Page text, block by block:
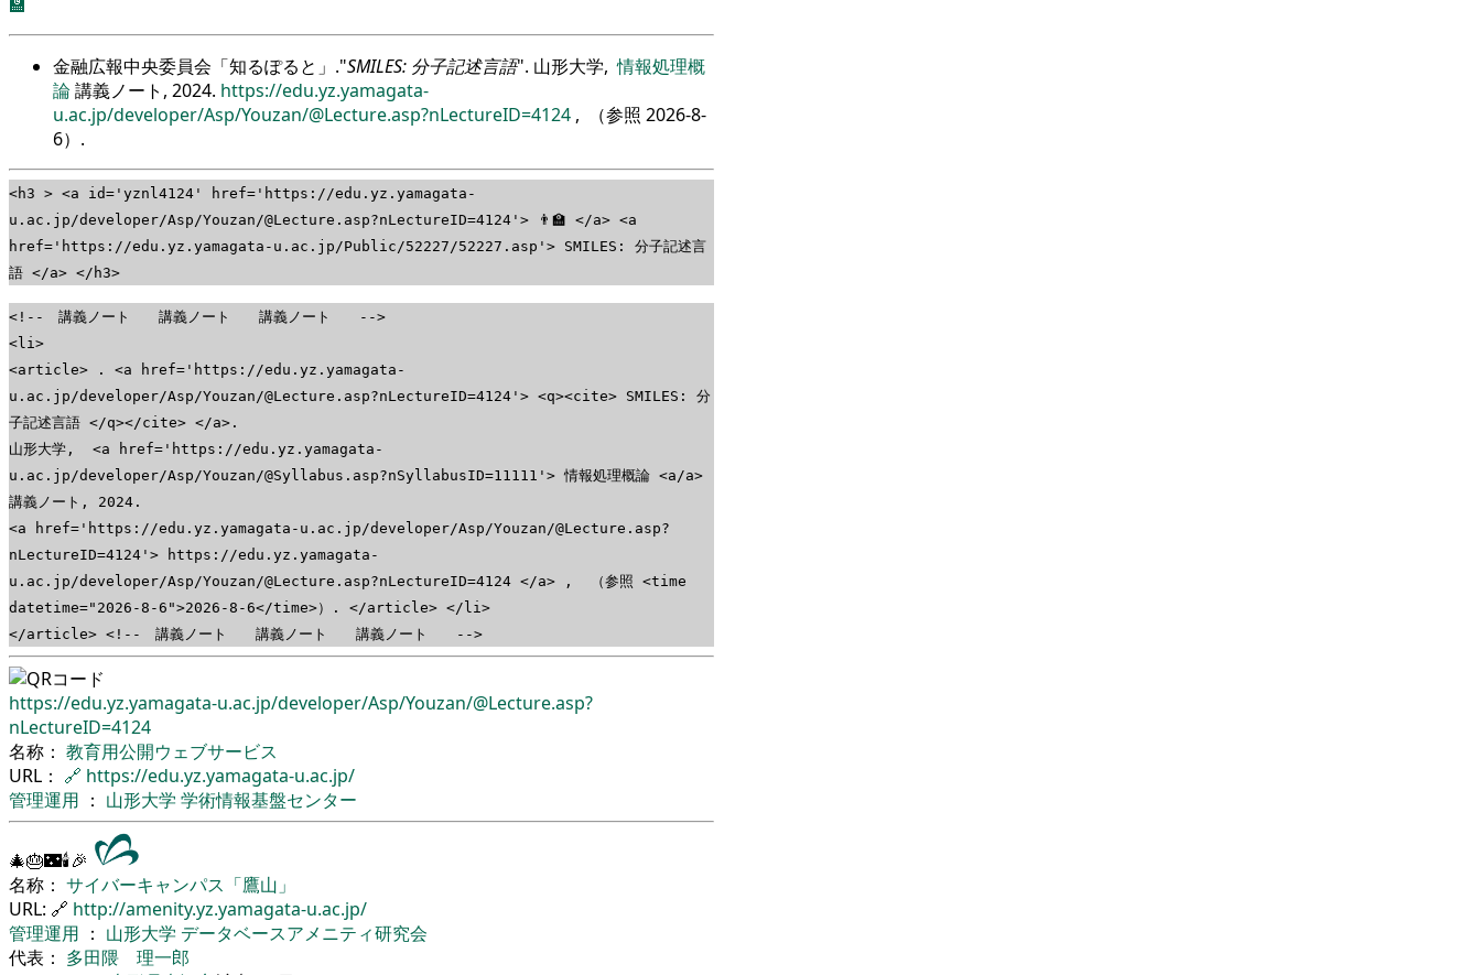
金融広報中央委員会「知るぽると」. SMILES: 分子記述言語 . 山形大学,情報処理概
論講義ノート, 2024. https://edu.yz.yamagata-
u.ac.jp/developer/Asp/Youzan/@Lecture.asp?nLectureID=4124 , （参照 2026-8-
6）.
<h3 > <a id='yznl4124' href='https://edu.yz.yamagata-
u.ac.jp/developer/Asp/Youzan/@Lecture.asp?nLectureID=4124'> 👨‍🏫 </a> <a
href='https://edu.yz.yamagata-u.ac.jp/Public/52227/52227.asp'> SMILES: 分子記述言
語 </a> </h3>
<!-- 講義ノート 講義ノート 講義ノート -->
<li>
<article> . <a href='https://edu.yz.yamagata-
u.ac.jp/developer/Asp/Youzan/@Lecture.asp?nLectureID=4124'> <q><cite> SMILES: 分
子記述言語 </q></cite> </a>.
山形大学, <a href='https://edu.yz.yamagata-
u.ac.jp/developer/Asp/Youzan/@Syllabus.asp?nSyllabusID=11111'> 情報処理概論 <a/a>
講義ノート, 2024.
<a href='https://edu.yz.yamagata-u.ac.jp/developer/Asp/Youzan/@Lecture.asp?
nLectureID=4124'> https://edu.yz.yamagata-
u.ac.jp/developer/Asp/Youzan/@Lecture.asp?nLectureID=4124 </a> , （参照 <time
datetime="2026-8-6">2026-8-6</time>）. </article> </li>
</article> <!-- 講義ノート 講義ノート 講義ノート -->
https://edu.yz.yamagata-u.ac.jp/developer/Asp/Youzan/@Lecture.asp?
nLectureID=4124
名称： 教育用公開ウェブサービス
URL： 🔗 https://edu.yz.yamagata-u.ac.jp/
管理運用 ： 山形大学 学術情報基盤センター
🎄🎂🌃🕯🎉
名称： サイバーキャンパス「鷹山」
URL: 🔗 http://amenity.yz.yamagata-u.ac.jp/
管理運用 ： 山形大学 データベースアメニティ研究会
代表： 多田隈 理一郎